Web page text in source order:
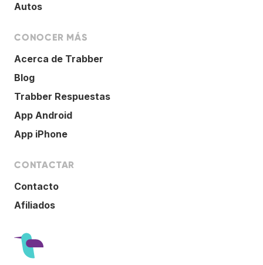
Autos
CONOCER MÁS
Acerca de Trabber
Blog
Trabber Respuestas
App Android
App iPhone
CONTACTAR
Contacto
Afiliados